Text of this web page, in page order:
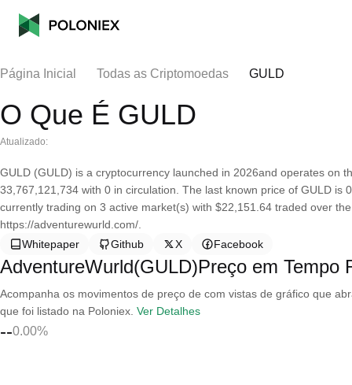
Página Inicial Todas as Criptomoedas GULD
O Que É GULD
Atualizado:
GULD (GULD) is a cryptocurrency launched in 2026and operates on
33,767,121,734 with 0 in circulation. The last known price of GULD
currently trading on 3 active market(s) with $22,151.64 traded over
https://adventurewurld.com/.
Whitepaper
Github X Facebook
AdventureWurld(GULD)Preço em Tempo
Acompanha os movimentos de preço de com vistas de gráfico que
que foi listado na Poloniex. Ver Detalhes
--0.00%